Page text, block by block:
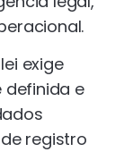
exige
definida e
registro